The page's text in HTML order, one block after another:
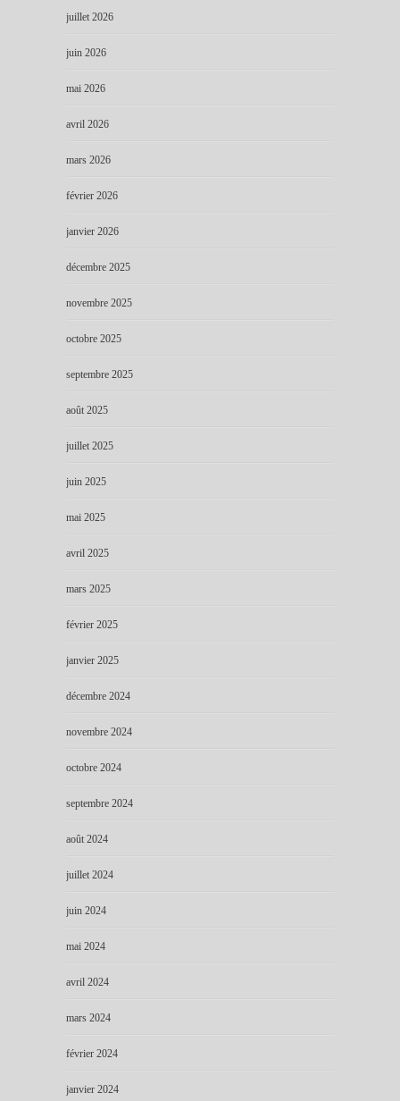
juillet 2026
juin 2026
mai 2026
avril 2026
mars 2026
février 2026
janvier 2026
décembre 2025
novembre 2025
octobre 2025
septembre 2025
août 2025
juillet 2025
juin 2025
mai 2025
avril 2025
mars 2025
février 2025
janvier 2025
décembre 2024
novembre 2024
octobre 2024
septembre 2024
août 2024
juillet 2024
juin 2024
mai 2024
avril 2024
mars 2024
février 2024
janvier 2024